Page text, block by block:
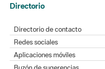
Directorio
Directorio de contacto
Redes sociales
Aplicaciones móviles